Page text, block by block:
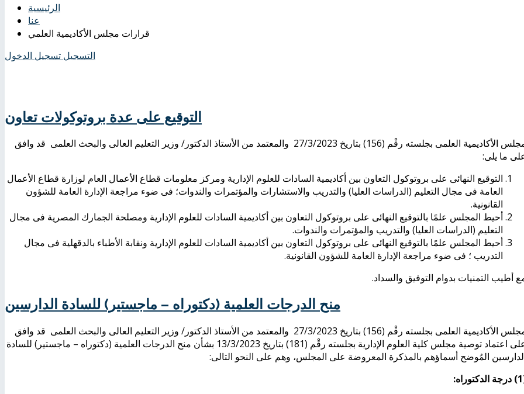
الرئيسية
عنا
قرارات مجلس الأكاديمية العلمي
التسجيل تسجيل الدخول
التوقيع على عدة بروتوكولات تعاون
مجلس الأكاديمية العلمى بجلسته رقْم (156) بتاريخ 27/3/2023 والمعتمد من الأستاذ الدكتور/ وزير التعليم العالى والبحث العلمى قد وافق
ما يلى:
التوقيع النهائى على بروتوكول التعاون بين أكاديمية السادات للعلوم الإدارية ومركز معلومات قطاع الأعمال العام لوزارة قطاع الأعمال
العامة فى مجال التعليم (الدراسات العليا) والتدريب والاستشارات والمؤتمرات والندوات؛ فى ضوء مراجعة الإدارة العامة للشؤون
القانونية.
أحيط المجلس علمًا بالتوقيع النهائى على بروتوكول التعاون بين أكاديمية السادات للعلوم الإدارية ومصلحة الجمارك المصرية فى مجال
التعليم (الدراسات العليا) والتدريب والمؤتمرات والندوات.
أحيط المجلس علمًا بالتوقيع النهائى على بروتوكول التعاون بين أكاديمية السادات للعلوم الإدارية ونقابة الأطباء بالدقهلية فى مجال
التدريب ؛ فى ضوء مراجعة الإدارة العامة للشؤون القانونية.
أطيب التمنيات بدوام التوفيق والسداد.
منح الدرجات العلمية (دكتوراه – ماجستير) للسادة الدارسين
مجلس الأكاديمية العلمى بجلسته رقْم (156) بتاريخ 27/3/2023 والمعتمد من الأستاذ الدكتور/ وزير التعليم العالى والبحث العلمى قد وافق
على اعتماد توصية مجلس كلية العلوم الإدارية بجلسته رقْم (181) بتاريخ 13/3/2023 بشأن منح الدرجات العلمية (دكتوراه – ماجستير) للسادة
المُوضح أسماؤهم بالمذكرة المعروضة على المجلس، وهم على النحو التالى: